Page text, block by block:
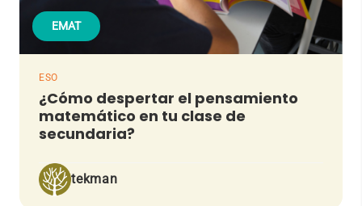
EMAT
ESO
¿Cómo despertar el pensamiento
matemático en tu clase de
secundaria?
tekman